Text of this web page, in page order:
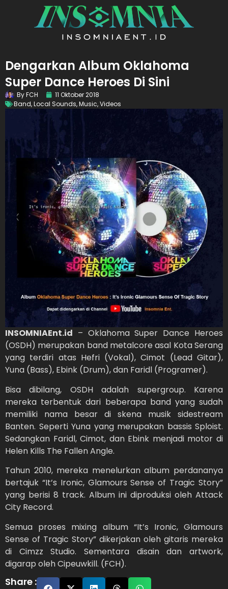
Dengarkan Album Oklahoma
Super Dance Heroes Di Sini
ByFCH
11 Oktober 2018
Band,Local Sounds,Music,Videos
INSOMNIAEnt.id – Oklahoma Super Dance Heroes
(OSDH) merupakan band metalcore asal Kota Serang
yang terdiri atas Hefri (Vokal), Cimot (Lead Gitar),
Yuna (Bass), Ebink (Drum), dan Faridl (Programer).
Bisa dibilang, OSDH adalah supergroup. Karena
mereka terbentuk dari beberapa band yang sudah
memiliki nama besar di skena musik sidestream
Banten. Seperti Yuna yang merupakan bassis Sploist.
Sedangkan Faridl, Cimot, dan Ebink menjadi motor di
Helen Kills The Fallen Angle.
Tahun 2010, mereka menelurkan album perdananya
bertajuk “It’s Ironic, Glamours Sense of Tragic Story”
yang berisi 8 track. Album ini diproduksi oleh Attack
City Record.
Semua proses mixing album “It’s Ironic, Glamours
Sense of Tragic Story” dikerjakan oleh gitaris mereka
di Cimzz Studio. Sementara disain dan artwork,
digarap oleh Cipeuwkill. (FCH).
Share :